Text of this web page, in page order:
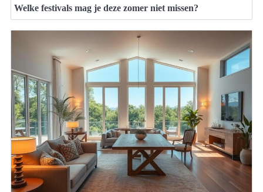
Welke festivals mag je deze zomer niet missen?